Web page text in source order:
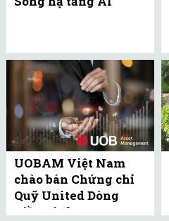
UOBAM Việt Nam
chào bán Chứng chỉ
Quỹ United Dòng
Tiền Linh Hoạt